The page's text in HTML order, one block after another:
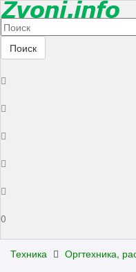
Поиск
0
Техника Оргтехника,